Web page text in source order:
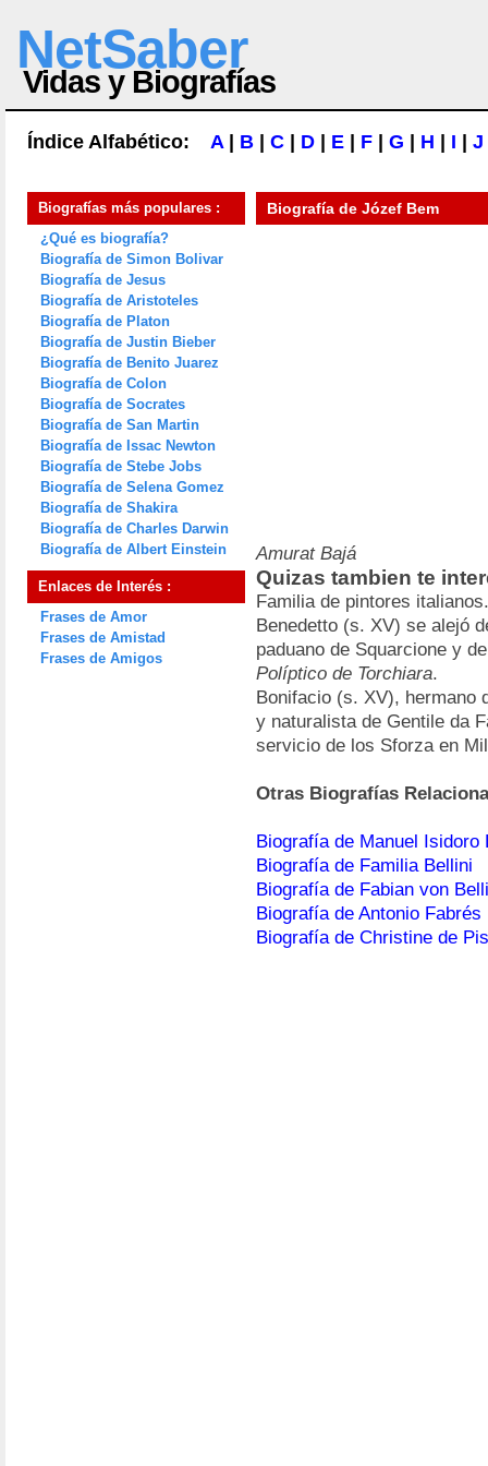
NetSaber
Vidas y Biografías
Índice Alfabético: A| B C D E F G H I J
Biografías más populares :
¿Qué es biografía?
Biografía de Simon Bolivar
Biografía de Jesus
Biografía de Aristoteles
Biografía de Platon
Biografía de Justin Bieber
Biografía de Benito Juarez
Biografía de Colon
Biografía de Socrates
Biografía de San Martin
Biografía de Issac Newton
Biografía de Stebe Jobs
Biografía de Selena Gomez
Biografía de Shakira
Biografía de Charles Darwin
Biografía de Albert Einstein
Enlaces de Interés :
Frases de Amor
Frases de Amistad
Frases de Amigos
Biografía de Józef Bem
Amurat Bajá
Quizas tambien te
Familia de pintores italianos.
Benedetto (s. XV) se alejó
paduano de Squarcione y
Políptico de Torchiara.
Bonifacio (s. XV), hermano
y naturalista de Gentile da
servicio de los Sforza en
Otras Biografías
Biografía de Manuel Isidoro
Biografía de Familia Bellini
Biografía de Fabian von
Biografía de Antonio Fabrés
Biografía de Christine de